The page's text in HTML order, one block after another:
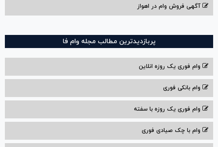
آگهی فروش وام در اهواز
پربازدیدترین مطالب مجله وام فا
وام فوری یک روزه انلاین
وام بانکی فوری
وام فوری یک روزه با سفته
وام با‌ چک صیادی‌ فوری